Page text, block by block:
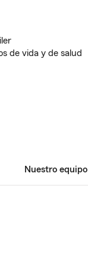
de vida y de salud
Nuestro equipo